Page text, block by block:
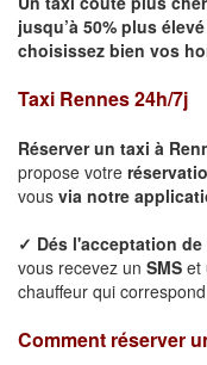
jusqu’à 50% plus
choisissez bien vos
Taxi Rennes 24h/7j
Réserver un taxi à
propose votre
vous via notre
✓ Dés l'acceptation
vous recevez un SMS et
chauffeur qui
Comment réserver